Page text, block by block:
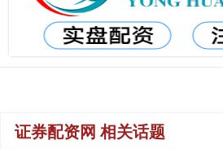
证券配资网 相关话题